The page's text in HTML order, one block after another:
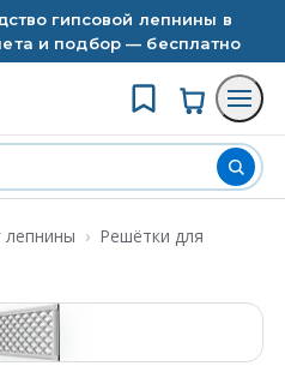
гипсовой лепнины в
и подбор — бесплатно
лепнины › Решётки для